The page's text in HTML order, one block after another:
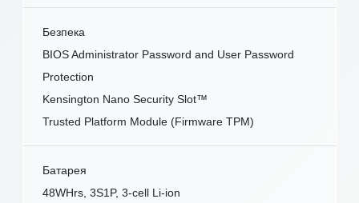
Безпека
BIOS Administrator Password and User Password
Protection
Kensington Nano Security Slot™
Trusted Platform Module (Firmware TPM)
Батарея
48WHrs, 3S1P, 3-cell Li-ion